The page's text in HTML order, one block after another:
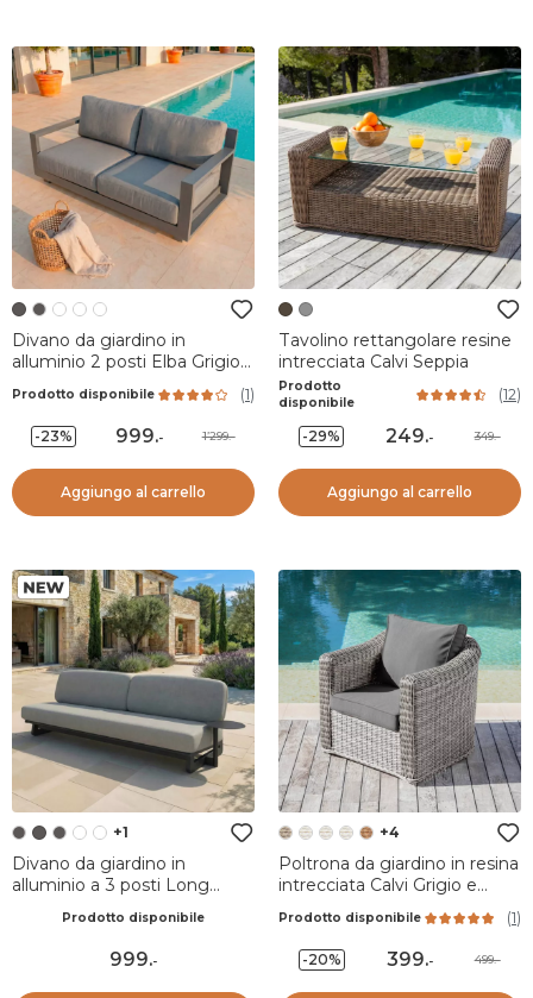
Divano da giardino in
alluminio 2 posti Elba Grigio
Prodotto disponibile (1)
-23% 999.- 1’299.-
Aggiungo al carrello
Tavolino rettangolare resine
intrecciata Calvi Seppia
Prodotto
disponibile
(12)
-29% 249.- 349.-
Aggiungo al carrello
+1
Divano da giardino in
alluminio a 3 posti Long
tortoraProdotto disponibile
999.-
+4
Poltrona da giardino in resina
intrecciata Calvi Grigio e
Prodotto disponibile (1)
-20% 399.- 499.-